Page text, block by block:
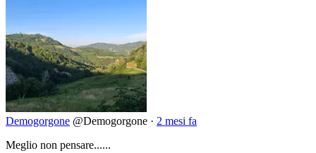
Demogorgone @Demogorgone · 2 mesi fa
Meglio non pensare......